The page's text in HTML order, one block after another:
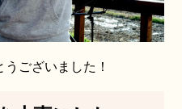
ございました！